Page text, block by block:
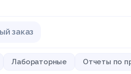
заказ
Лабораторные Отчеты по